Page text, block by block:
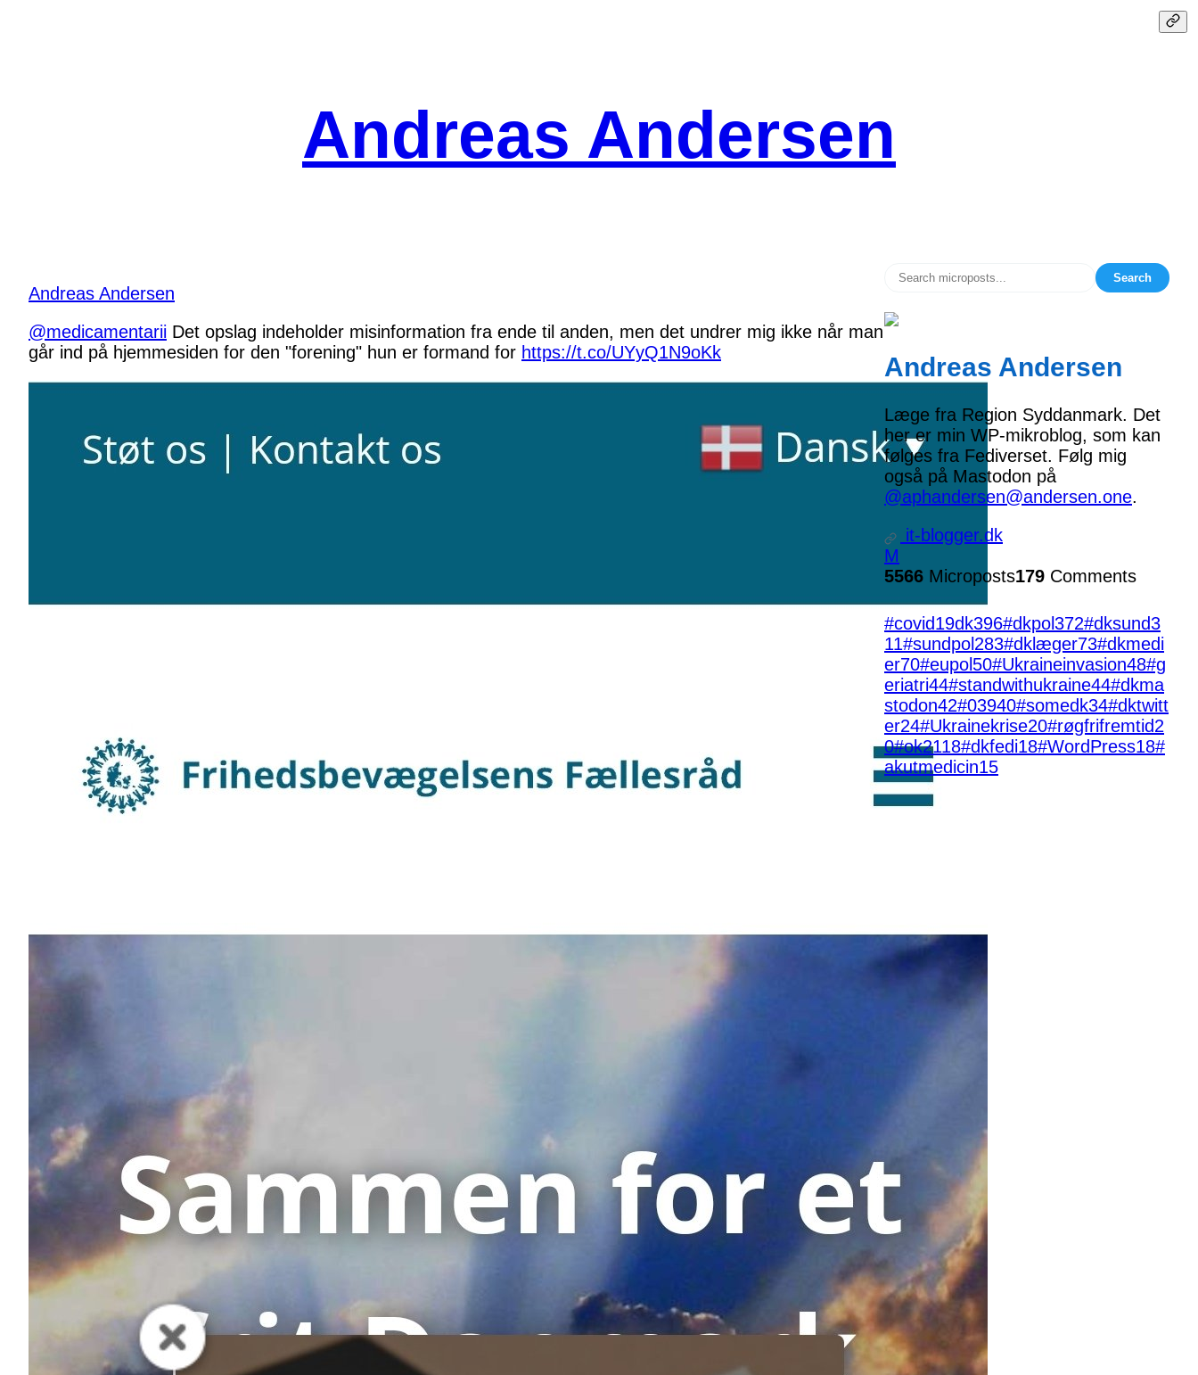
Andreas Andersen
Andreas Andersen
@medicamentarii Det opslag indeholder misinformation fra ende til anden, men det undrer mig ikke når man
går ind på hjemmesiden for den "forening" hun er formand for https://t.co/UYyQ1N9oKk
Search
Andreas Andersen
Læge fra Region Syddanmark. Det
her er min WP-mikroblog, som kan
følges fra Fediverset. Følg mig
også på Mastodon på
@aphandersen@andersen.one.
it-blogger.dk
M
5566 Microposts179 Comments
#covid19dk396#dkpol372#dksund3
11#sundpol 283#dklæger73#dkmedi
er70#eupol 50#Ukraineinvasion48#g
eriatri44#standwithukraine44#dkma
stodon42#03940#somedk34#dktwitt
er24#Ukrainekrise20#røgfrifremtid2
0#ok2118#dkfedi18#WordPress18#
akutmedicin15